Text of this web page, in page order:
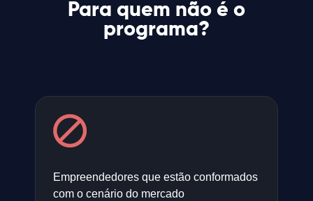
Para quem não é o
programa?
Empreendedores que estão conformados
com o cenário do mercado